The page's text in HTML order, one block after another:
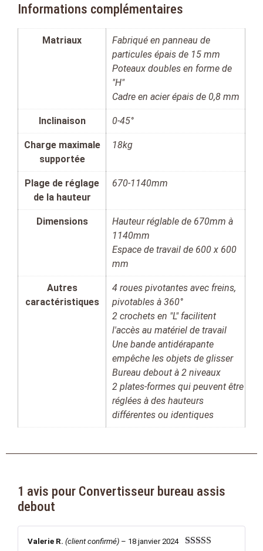
Informations complémentaires
Matriaux
Fabriqué en panneau de
particules épais de 15 mm
Poteaux doubles en forme de
"H"
Cadre en acier épais de 0,8 mm
Inclinaison 0-45°
Charge maximale
supportée
18kg
Plage de réglage
de la hauteur
670-1140mm
Dimensions
Hauteur réglable de 670mm à
1140mm
Espace de travail de 600 x 600
mm
Autres
caractéristiques
4 roues pivotantes avec freins,
pivotables à 360°
2 crochets en "L" facilitent
l'accès au matériel de travail
Une bande antidérapante
empêche les objets de glisser
Bureau debout à 2 niveaux
2 plates-formes qui peuvent être
réglées à des hauteurs
différentes ou identiques
1 avis pour Convertisseur bureau assis
debout
Valerie R. (client confirmé) – 18 janvier 2024